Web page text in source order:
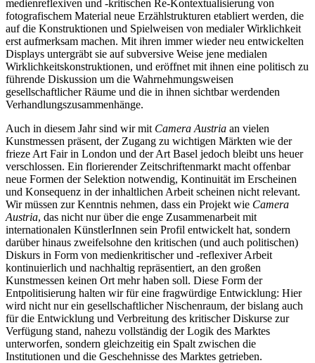
medienreflexiven und -kritischen Re-Kontextualisierung von
fotografischem Material neue Erzählstrukturen etabliert werden, die
auf die Konstruktionen und Spielweisen von medialer Wirklichkeit
erst aufmerksam machen. Mit ihren immer wieder neu entwickelten
Displays untergräbt sie auf subversive Weise jene medialen
Wirklichkeitskonstruktionen, und eröffnet mit ihnen eine politisch zu
führende Diskussion um die Wahrnehmungsweisen
gesellschaftlicher Räume und die in ihnen sichtbar werdenden
Verhandlungszusammenhänge.
Auch in diesem Jahr sind wir mit Camera Austria an vielen
Kunstmessen präsent, der Zugang zu wichtigen Märkten wie der
frieze Art Fair in London und der Art Basel jedoch bleibt uns heuer
verschlossen. Ein florierender Zeitschriftenmarkt macht offenbar
neue Formen der Selektion notwendig, Kontinuität im Erscheinen
und Konsequenz in der inhaltlichen Arbeit scheinen nicht relevant.
Wir müssen zur Kenntnis nehmen, dass ein Projekt wie Camera
Austria, das nicht nur über die enge Zusammenarbeit mit
internationalen KünstlerInnen sein Profil entwickelt hat, sondern
darüber hinaus zweifelsohne den kritischen (und auch politischen)
Diskurs in Form von medienkritischer und -reflexiver Arbeit
kontinuierlich und nachhaltig repräsentiert, an den großen
Kunstmessen keinen Ort mehr haben soll. Diese Form der
Entpolitisierung halten wir für eine fragwürdige Entwicklung: Hier
wird nicht nur ein gesellschaftlicher Nischenraum, der bislang auch
für die Entwicklung und Verbreitung des kritischer Diskurse zur
Verfügung stand, nahezu vollständig der Logik des Marktes
unterworfen, sondern gleichzeitig ein Spalt zwischen die
Institutionen und die Geschehnisse des Marktes getrieben.